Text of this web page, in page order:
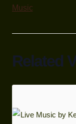
Music
Related